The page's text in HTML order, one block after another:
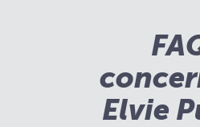
Elvie